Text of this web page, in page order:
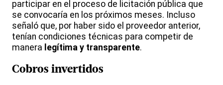
participar en el proceso de licitación pública que
se convocaría en los próximos meses. Incluso
señaló que, por haber sido el proveedor anterior,
tenían condiciones técnicas para competir de
manera legítima y transparente.
Cobros invertidos